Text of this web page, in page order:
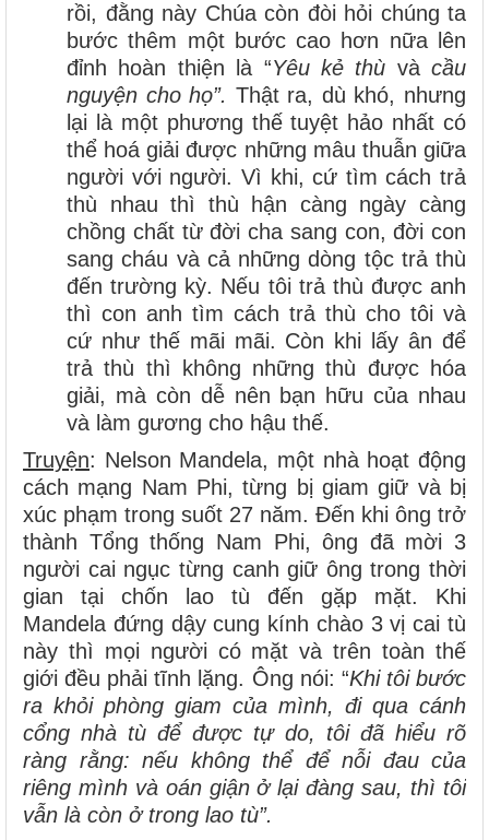
rồi, đằng này Chúa còn đòi hỏi chúng ta
bước thêm một bước cao hơn nữa lên
đỉnh hoàn thiện là “Yêu kẻ thù và cầu
nguyện cho họ”. Thật ra, dù khó, nhưng
lại là một phương thế tuyệt hảo nhất có
thể hoá giải được những mâu thuẫn giữa
người với người. Vì khi, cứ tìm cách trả
thù nhau thì thù hận càng ngày càng
chồng chất từ đời cha sang con, đời con
sang cháu và cả những dòng tộc trả thù
đến trường kỳ. Nếu tôi trả thù được anh
thì con anh tìm cách trả thù cho tôi và
cứ như thế mãi mãi. Còn khi lấy ân để
trả thù thì không những thù được hóa
giải, mà còn dễ nên bạn hữu của nhau
và làm gương cho hậu thế.
Truyện: Nelson Mandela, một nhà hoạt động
cách mạng Nam Phi, từng bị giam giữ và bị
xúc phạm trong suốt 27 năm. Đến khi ông trở
thành Tổng thống Nam Phi, ông đã mời 3
người cai ngục từng canh giữ ông trong thời
gian tại chốn lao tù đến gặp mặt. Khi
Mandela đứng dậy cung kính chào 3 vị cai tù
này thì mọi người có mặt và trên toàn thế
giới đều phải tĩnh lặng. Ông nói: “Khi tôi bước
ra khỏi phòng giam của mình, đi qua cánh
cổng nhà tù để được tự do, tôi đã hiểu rõ
ràng rằng: nếu không thể để nỗi đau của
riêng mình và oán giận ở lại đàng sau, thì tôi
vẫn là còn ở trong lao tù”.